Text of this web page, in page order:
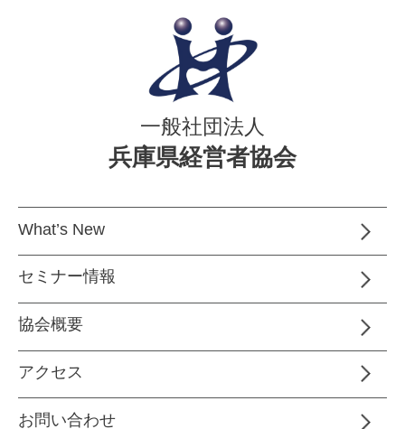
一般社団法人
兵庫県経営者協会
What’s New
セミナー情報
協会概要
アクセス
お問い合わせ